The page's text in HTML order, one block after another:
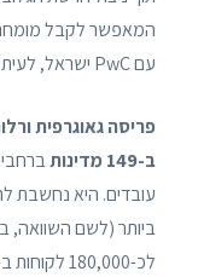
המאפשר לקבל מומחה
עם PwC ישראל, לעיתים במחיר אפקטיבי נוח יותר.
פריסה גאוגרפית
ב-149 מדינות
עובדים. היא נחשבת